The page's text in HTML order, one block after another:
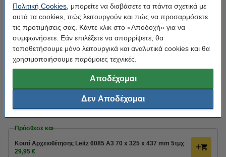
Πολιτική Cookies , μπορείτε να διαβάσετε τα πάντα σχετικά με
αυτά τα cookies, πώς λειτουργούν και πώς να προσαρμόσετε
τις προτιμήσεις σας. Κάντε κλικ στο «Αποδοχή» για να
συμφωνήσετε. Εάν επιλέξετε να απορρίψετε, θα
τοποθετήσουμε μόνο λειτουργικά και αναλυτικά cookies και θα
χρησιμοποιήσουμε παρόμοιες τεχνικές.
Αποδέχομαι
Δεν Αποδέχομαι
Κουτί Αρχειοθέτησης Leitz 6081 A4 440 x 280 x 335 mm (10
τεμάχια)
Leitz natural brown 335 x 440 x 280 mm
Κάνε κλικ για να δεις τα χαρακτηριστικά!
Διαθέσιμο
99,90 €
Πρόσθεσε και
Κουτί Αρχειοθέτησης Leitz 6085 A3 70 x 325 x 437 mm 5τμχ
29,95 €